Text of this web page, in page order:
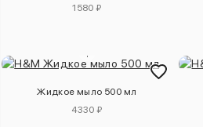
1580 ₽
Жидкое мыло 500 мл
4330 ₽